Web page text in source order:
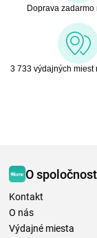
Doprava zadarmo
3 733 výdajných miest
O
Kontakt
O nás
Výdajné miesta